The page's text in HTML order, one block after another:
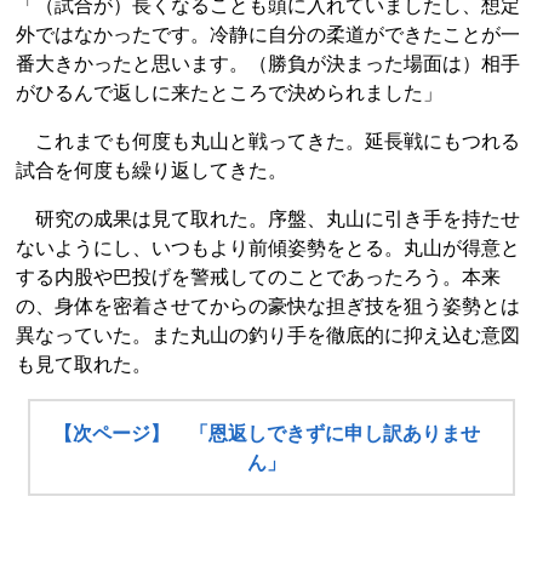
「（試合が）長くなることも頭に入れていましたし、想定
外ではなかったです。冷静に自分の柔道ができたことが一
番大きかったと思います。（勝負が決まった場面は）相手
がひるんで返しに来たところで決められました」
これまでも何度も丸山と戦ってきた。延長戦にもつれる
試合を何度も繰り返してきた。
研究の成果は見て取れた。序盤、丸山に引き手を持たせ
ないようにし、いつもより前傾姿勢をとる。丸山が得意と
する内股や巴投げを警戒してのことであったろう。本来
の、身体を密着させてからの豪快な担ぎ技を狙う姿勢とは
異なっていた。また丸山の釣り手を徹底的に抑え込む意図
も見て取れた。
【次ページ】 「恩返しできずに申し訳ありませ
ん」